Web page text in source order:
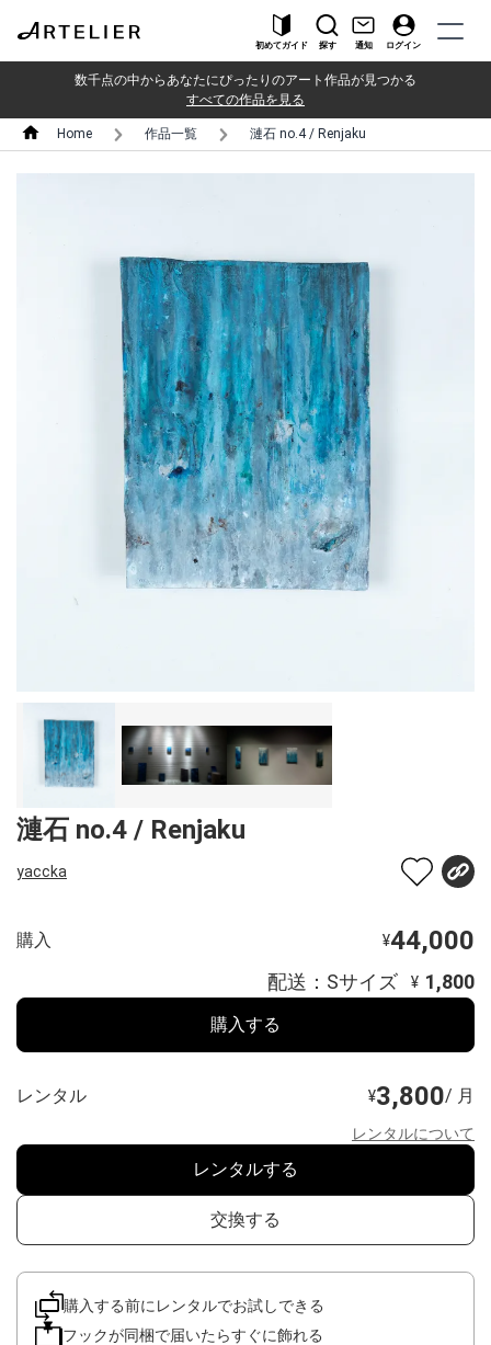
初めてガイド 探す 通知 ログイン
数千点の中からあなたにぴったりのアート作品が見つかる
すべての作品を見る
Home 作品一覧 漣石 no.4 / Renjaku
漣石 no.4 / Renjaku
yaccka
購入 ¥44,000
配送：Sサイズ ¥ 1,800
購入する
レンタル ¥3,800/ 月
レンタルについて
レンタルする
交換する
購入する前にレンタルでお試しできる
フックが同梱で届いたらすぐに飾れる